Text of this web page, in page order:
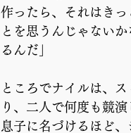
作ったら、それはき
とを思うんじゃない
るんだ」
ところでナイルは、
り、二人で何度も競
息子に名づけるほど